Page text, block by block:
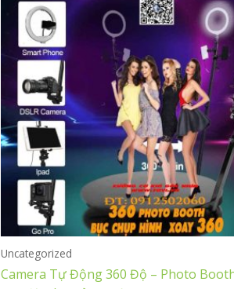
Uncategorized
Camera Tự Động 360 Độ – Photo